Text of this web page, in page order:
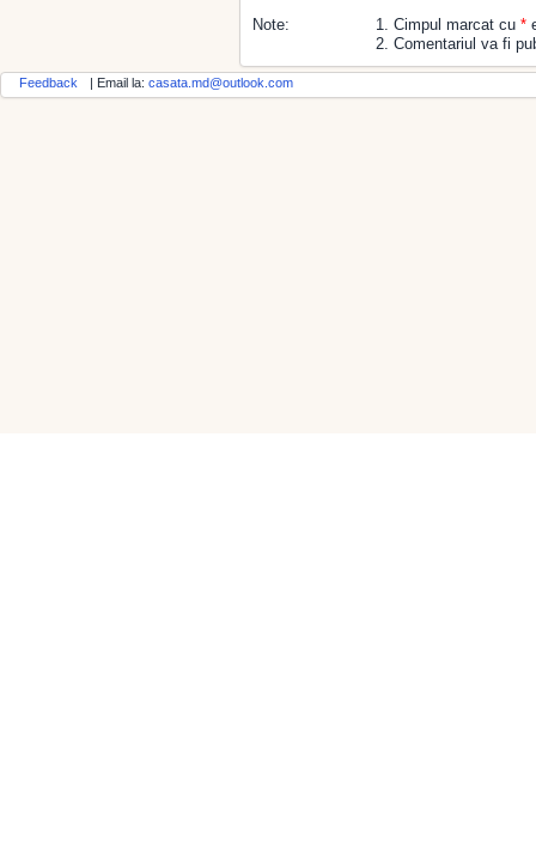
Note: 1. Cimpul marcat cu *
2. Comentariul va fi
Feedback | Email la: casata.md@outlook.com